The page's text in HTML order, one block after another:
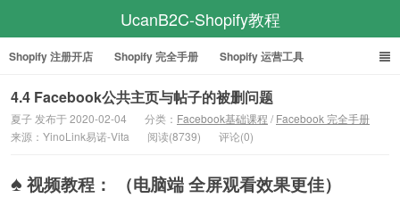
UcanB2C-Shopify教程
Shopify 注册开店 Shopify 完全手册 Shopify 运营工具
Facebook 完全手册 Google ADS 教程
4.4 Facebook公共主页与帖子的被删问题
夏子 发布于 2020-02-04 分类： Facebook基础课程 / Facebook 完全手册
来源：YinoLink易诺-Vita
阅读(8739) 评论(0)
♠ 视频教程： （电脑端 全屏观看效果更佳）